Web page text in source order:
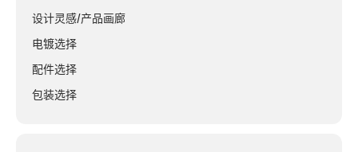
设计灵感/产品画廊
电镀选择
配件选择
包装选择